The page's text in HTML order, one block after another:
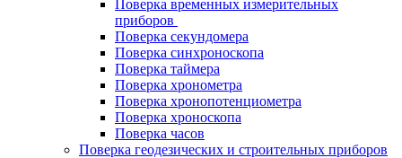
Поверка временных измерительных
приборов
Поверка секундомера
Поверка синхроноскопа
Поверка таймера
Поверка хронометра
Поверка хронопотенциометра
Поверка хроноскопа
Поверка часов
Поверка геодезических и строительных приборов